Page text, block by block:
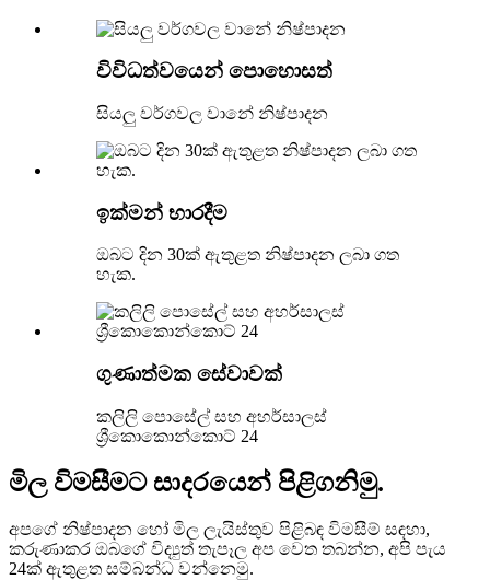
විවිධත්වයෙන් පොහොසත්
සියලු වර්ගවල වානේ නිෂ්පාදන
ඉක්මන් භාරදීම
ඔබට දින 30ක් ඇතුළත නිෂ්පාදන ලබා ගත
හැක.
ගුණාත්මක සේවාවක්
කලිලි පොසේල් සහ අහර්සාලස්
ශ්‍රීකොකොන්කොට් 24
මිල විමසීමට සාදරයෙන් පිළිගනිමු.
අපගේ නිෂ්පාදන හෝ මිල ලැයිස්තුව පිළිබඳ විමසීම් සඳහා,
කරුණාකර ඔබගේ විද්‍යුත් තැපෑල අප වෙත තබන්න, අපි පැය
24ක් ඇතුළත සම්බන්ධ වන්නෙමු.